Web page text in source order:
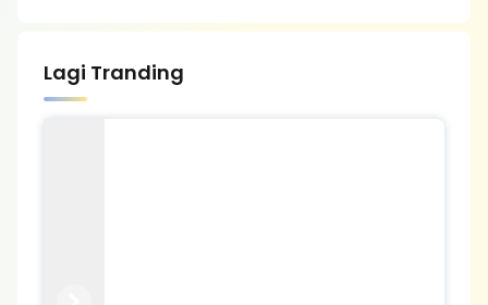
Lagi Tranding